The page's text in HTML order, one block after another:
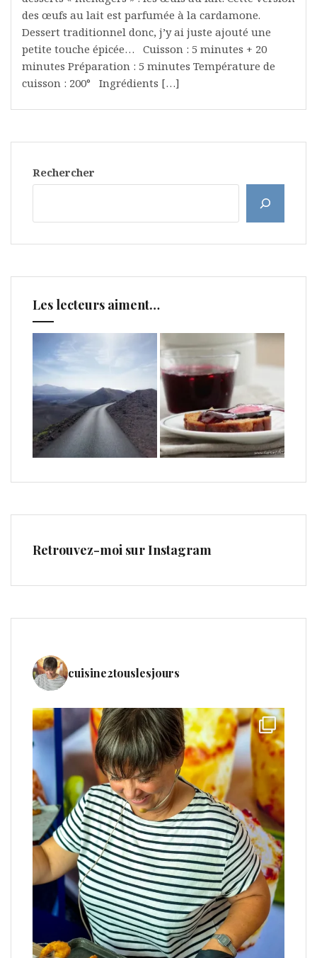
des œufs au lait est parfumée à la cardamone.
Dessert traditionnel donc, j’y ai juste ajouté une
petite touche épicée… Cuisson : 5 minutes + 20
minutes Préparation : 5 minutes Température de
cuisson : 200° Ingrédients […]
Rechercher
Les lecteurs aiment…
Retrouvez-moi sur Instagram
cuisine2touslesjours